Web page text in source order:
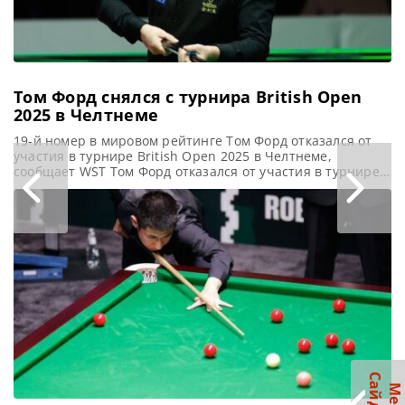
уверенную
Том Форд снялся с турнира British Open
2025 в Челтнеме
19-й номер в мировом рейтинге Том Форд отказался от
участия в турнире British Open 2025 в Челтнеме,
сообщает WST Том Форд отказался от участия в турнире
British Open 2025 на следующей неделе по медицинским
показаниям. В понедельник 22 сентября Форд должен
был встретиться с Нилом Робертсоном в первом раунде.
В ходе жеребьевки он был заменен